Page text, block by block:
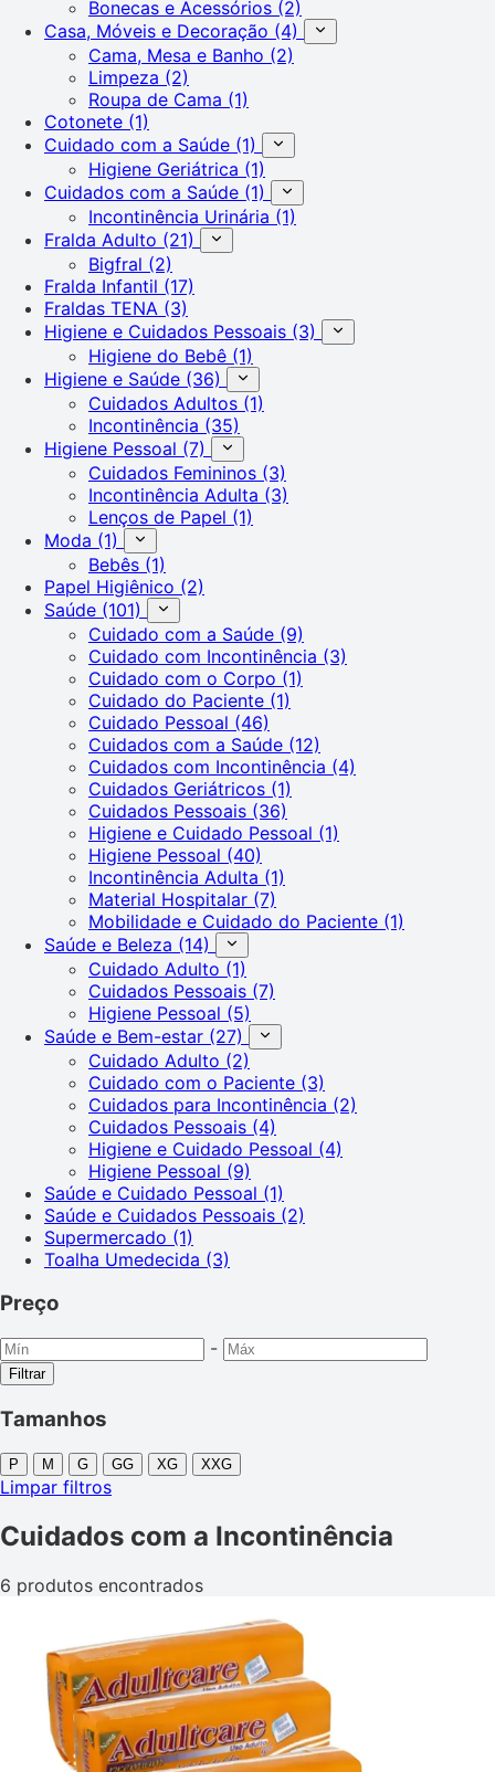
Bonecas e Acessórios (2)
Casa, Móveis e Decoração (4)
Cama, Mesa e Banho (2)
Limpeza (2)
Roupa de Cama (1)
Cotonete (1)
Cuidado com a Saúde (1)
Higiene Geriátrica (1)
Cuidados com a Saúde (1)
Incontinência Urinária (1)
Fralda Adulto (21)
Bigfral (2)
Fralda Infantil (17)
Fraldas TENA (3)
Higiene e Cuidados Pessoais (3)
Higiene do Bebê (1)
Higiene e Saúde (36)
Cuidados Adultos (1)
Incontinência (35)
Higiene Pessoal (7)
Cuidados Femininos (3)
Incontinência Adulta (3)
Lenços de Papel (1)
Moda (1)
Bebês (1)
Papel Higiênico (2)
Saúde (101)
Cuidado com a Saúde (9)
Cuidado com Incontinência (3)
Cuidado com o Corpo (1)
Cuidado do Paciente (1)
Cuidado Pessoal (46)
Cuidados com a Saúde (12)
Cuidados com Incontinência (4)
Cuidados Geriátricos (1)
Cuidados Pessoais (36)
Higiene e Cuidado Pessoal (1)
Higiene Pessoal (40)
Incontinência Adulta (1)
Material Hospitalar (7)
Mobilidade e Cuidado do Paciente (1)
Saúde e Beleza (14)
Cuidado Adulto (1)
Cuidados Pessoais (7)
Higiene Pessoal (5)
Saúde e Bem-estar (27)
Cuidado Adulto (2)
Cuidado com o Paciente (3)
Cuidados para Incontinência (2)
Cuidados Pessoais (4)
Higiene e Cuidado Pessoal (4)
Higiene Pessoal (9)
Saúde e Cuidado Pessoal (1)
Saúde e Cuidados Pessoais (2)
Supermercado (1)
Toalha Umedecida (3)
Preço
-
Filtrar
Tamanhos
P M G GG XG XXG
Limpar filtros
Cuidados com a Incontinência
6 produtos encontrados